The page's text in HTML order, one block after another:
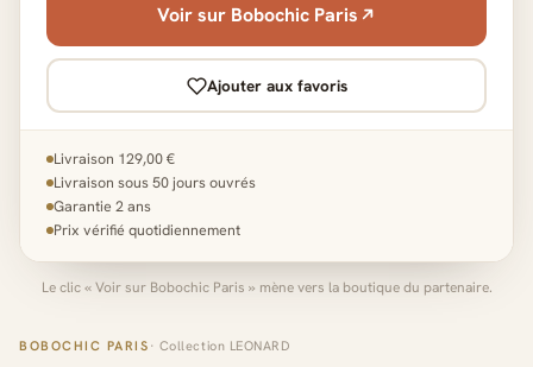
BOBOCHIC PARIS · Collection LEONARD
Voir sur Bobochic Paris
Ajouter aux favoris
Livraison 129,00 €
Livraison sous 50 jours ouvrés
Garantie 2 ans
Prix vérifié quotidiennement
Le clic « Voir sur Bobochic Paris » mène vers la boutique du partenaire.